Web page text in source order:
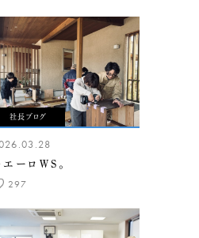
社長ブログ
エーロWS。
297